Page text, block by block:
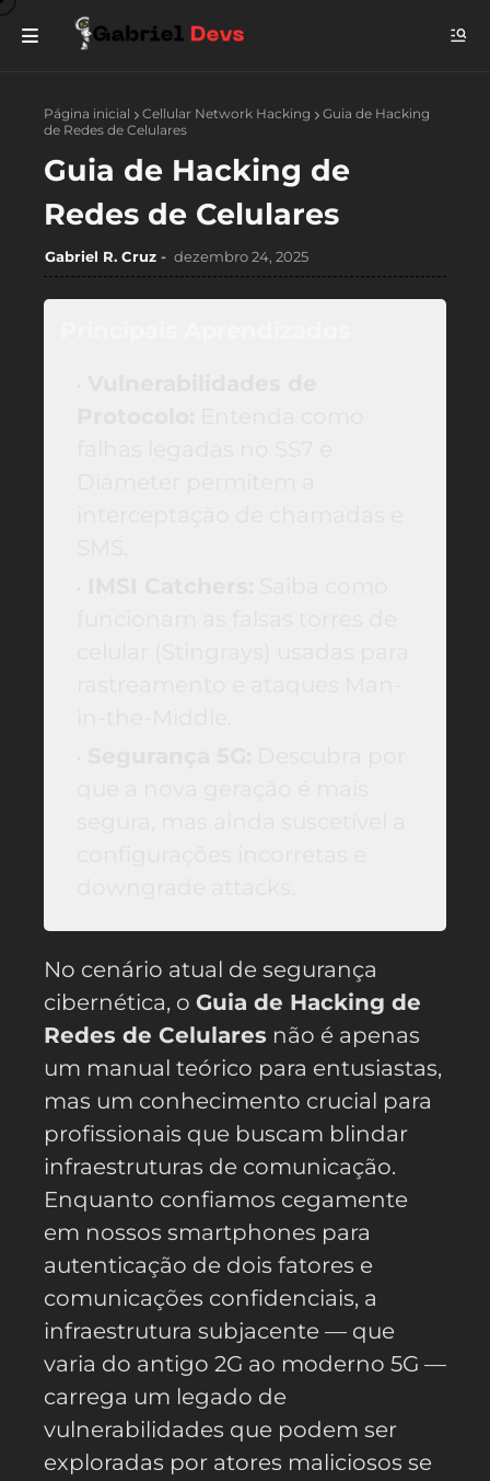
Página inicial Cellular Network Hacking
Guia de Hacking
de Redes de Celulares
Guia de Hacking de
Redes de Celulares
Gabriel R. Cruz dezembro 24, 2025
No cenário atual de segurança
cibernética, o Guia de Hacking de
Redes de Celulares não é apenas
um manual teórico para entusiastas,
mas um conhecimento crucial para
profissionais que buscam blindar
infraestruturas de comunicação.
Enquanto confiamos cegamente
em nossos smartphones para
autenticação de dois fatores e
comunicações confidenciais, a
infraestrutura subjacente — que
varia do antigo 2G ao moderno 5G —
carrega um legado de
vulnerabilidades que podem ser
exploradas por atores maliciosos se